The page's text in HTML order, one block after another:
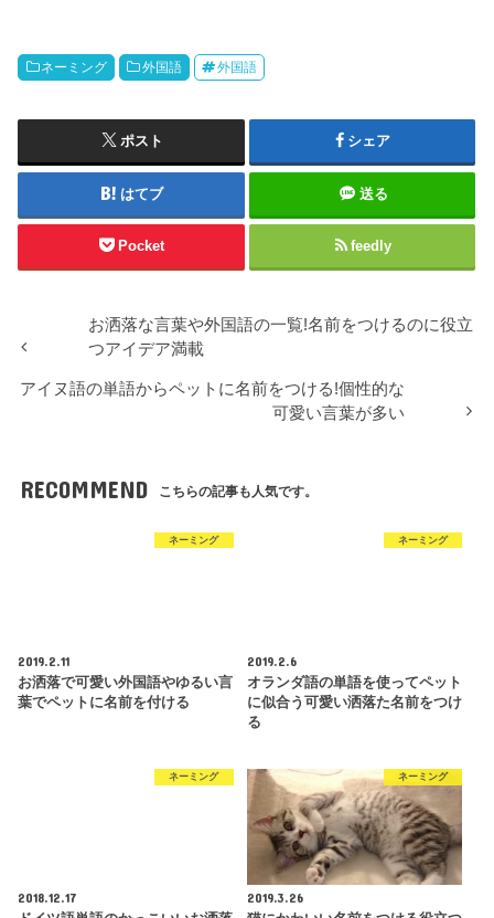
ネーミング 外国語 外国語
ポスト シェア
はてブ 送る
Pocket feedly
お洒落な言葉や外国語の一覧!名前をつけるのに役立
つアイデア満載
アイヌ語の単語からペットに名前をつける!個性的な
可愛い言葉が多い
RECOMMEND こちらの記事も人気です。
ネーミング
2019.2.11
お洒落で可愛い外国語やゆるい言
葉でペットに名前を付ける
ネーミング
2019.2.6
オランダ語の単語を使ってペット
に似合う可愛い洒落た名前をつけ
る
ネーミング
2018.12.17
ネーミング
2019.3.26